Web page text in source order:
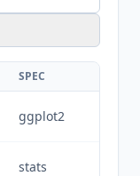
SPEC
ggplot2
stats